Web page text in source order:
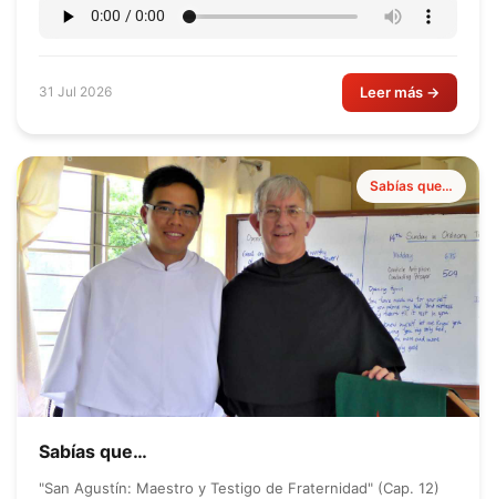
31 Jul 2026 Leer más →
Sabías que…
Sabías que…
"San Agustín: Maestro y Testigo de Fraternidad" (Cap. 12)